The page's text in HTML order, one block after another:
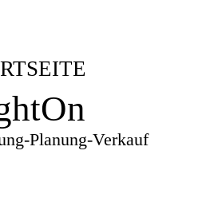
Planung-Verkauf